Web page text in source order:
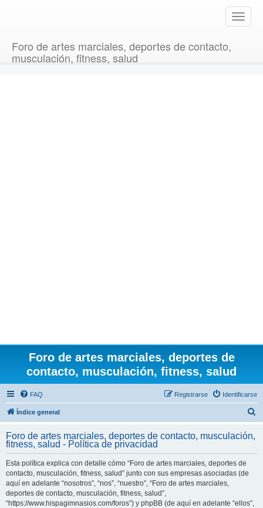
T
o
Foro de artes marciales, deportes de contacto,
musculación, fitness, salud
Foro de artes marciales, deportes de
contacto, musculación, fitness, salud
FAQ Identificarse
Registrarse
Índice general
c
Foro de artes marciales, deportes de contacto, musculación,
fitness, salud - Política de privacidad
Esta política explica con detalle cómo “Foro de artes marciales, deportes de
contacto, musculación, fitness, salud” junto con sus empresas asociadas (de
aquí en adelante “nosotros”, “nos”, “nuestro”, “Foro de artes marciales,
deportes de contacto, musculación, fitness, salud”,
“https://www.hispagimnasios.com/foros”) y phpBB (de aquí en adelante “ellos”,